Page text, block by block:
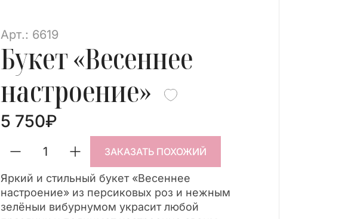
Арт.: 6619
Букет «Весеннее
настроение»
5 750₽
ЗАКАЗАТЬ ПОХОЖИЙ
Яркий и стильный букет «Весеннее
настроение» из персиковых роз и нежным
зелёныи вибурнумом украсит любой